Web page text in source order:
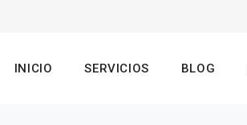
INICIO SERVICIOS BLOG